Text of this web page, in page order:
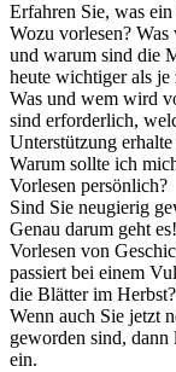
Erfahren Sie, was
Wozu vorlesen?
und warum sind die
heute wichtiger als je
Was und wem wird
sind erforderlich,
Unterstützung
Warum sollte ich
Vorlesen persönlich?
Sind Sie neugierig
Genau darum geht
Vorlesen von
passiert bei einem
die Blätter im
Wenn auch Sie jetzt
geworden sind, dann
ein.